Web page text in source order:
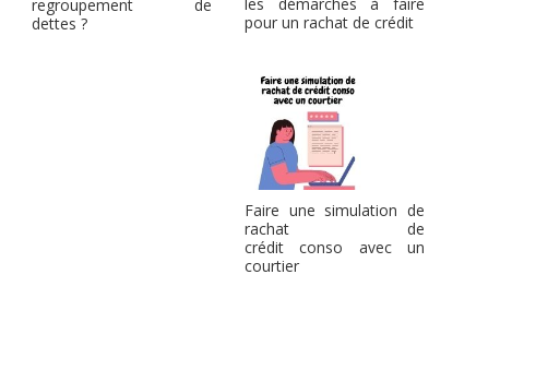
regroupement de
dettes ?
pour un rachat de crédit
Faire une simulation de
rachat de
crédit conso avec un
courtier